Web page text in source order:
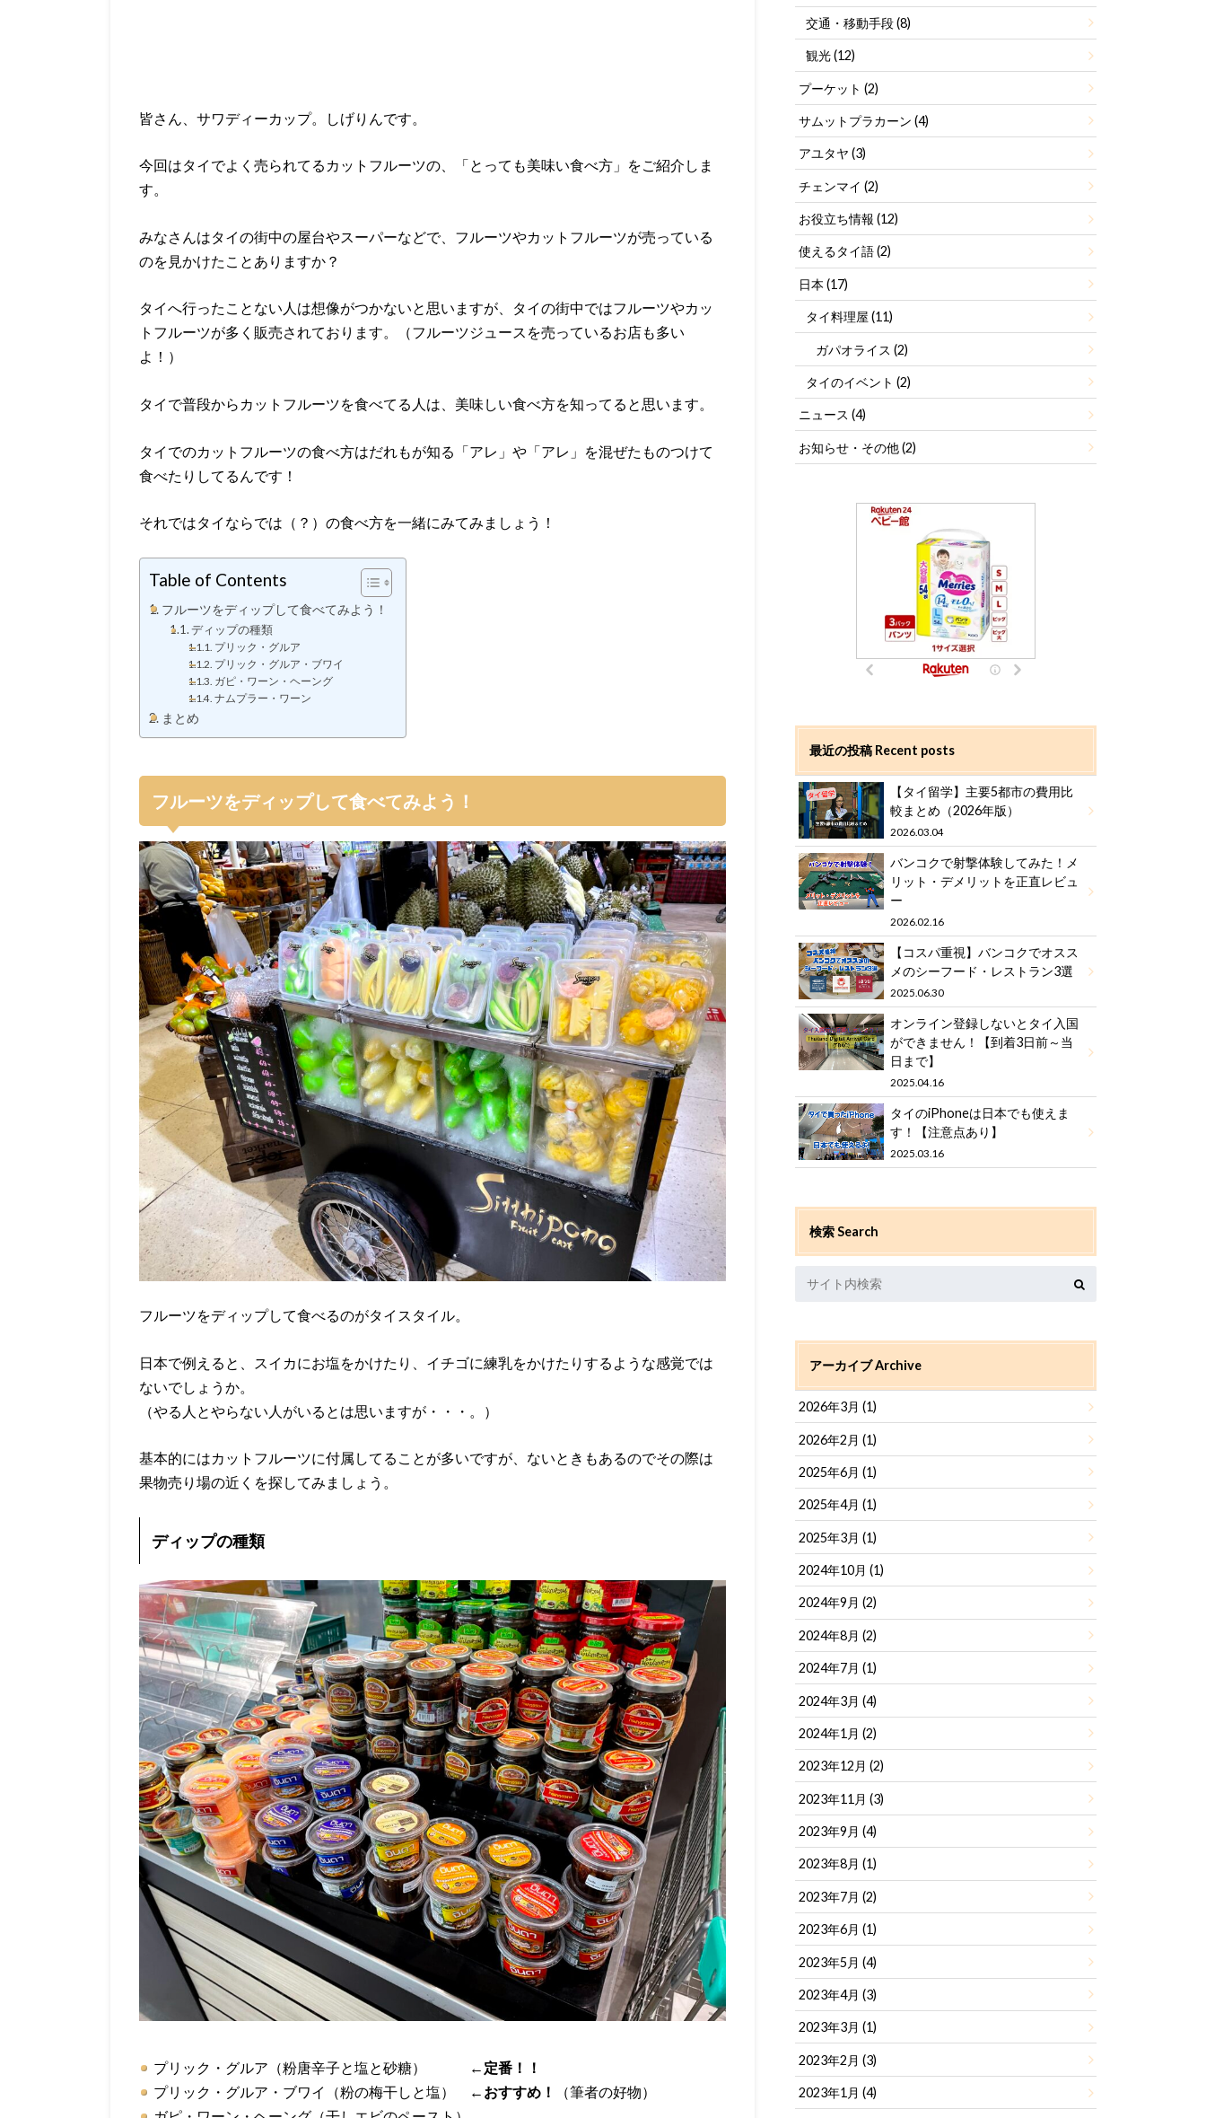
皆さん、サワディーカップ。しげりんです。
今回はタイでよく売られてるカットフルーツの、「とっても美味い食べ方」をご紹介しま
す。
みなさんはタイの街中の屋台やスーパーなどで、フルーツやカットフルーツが売っている
のを見かけたことありますか？
タイへ行ったことない人は想像がつかないと思いますが、タイの街中ではフルーツやカッ
トフルーツが多く販売されております。（フルーツジュースを売っているお店も多い
よ！）
タイで普段からカットフルーツを食べてる人は、美味しい食べ方を知ってると思います。
タイでのカットフルーツの食べ方はだれもが知る「アレ」や「アレ」を混ぜたものつけて
食べたりしてるんです！
それではタイならでは（？）の食べ方を一緒にみてみましょう！
Table of Contents
フルーツをディップして食べてみよう！
ディップの種類
プリック・グルア
プリック・グルア・ブワイ
ガピ・ワーン・ヘーング
ナムプラー・ワーン
まとめ
フルーツをディップして食べてみよう！
フルーツをディップして食べるのがタイスタイル。
日本で例えると、スイカにお塩をかけたり、イチゴに練乳をかけたりするような感覚では
ないでしょうか。
（やる人とやらない人がいるとは思いますが・・・。）
基本的にはカットフルーツに付属してることが多いですが、ないときもあるのでその際は
果物売り場の近くを探してみましょう。
ディップの種類
プリック・グルア（粉唐辛子と塩と砂糖）
←定番！！
プリック・グルア・ブワイ（粉の梅干しと塩）
←おすすめ！
（筆者の好物）
交通・移動手段(8)
観光(12)
プーケット(2)
サムットプラカーン(4)
アユタヤ(3)
チェンマイ(2)
お役立ち情報(12)
使えるタイ語(2)
日本(17)
タイ料理屋 (11)
ガパオライス(2)
タイのイベント (2)
ニュース(4)
お知らせ・その他(2)
最近の投稿 Recent posts
【タイ留学】主要5都市の費用比
較まとめ（2026年版）
2026.03.04
バンコクで射撃体験してみた！メ
リット・デメリットを正直レビュ
ー
2026.02.16
【コスパ重視】バンコクでオスス
メのシーフード・レストラン3選
2025.06.30
オンライン登録しないとタイ入国
ができません！【到着3日前～当
日まで】
2025.04.16
タイのiPhoneは日本でも使えま
す！【注意点あり】
2025.03.16
検索 Search
アーカイブ Archive
2026年3月 (1)
2026年2月 (1)
2025年6月 (1)
2025年4月 (1)
2025年3月 (1)
2024年10月 (1)
2024年9月 (2)
2024年8月 (2)
2024年7月 (1)
2024年3月 (4)
2024年1月 (2)
2023年12月 (2)
2023年11月 (3)
2023年9月 (4)
2023年8月 (1)
2023年7月 (2)
2023年6月 (1)
2023年5月 (4)
2023年4月 (3)
2023年3月 (1)
2023年2月 (3)
2023年1月 (4)